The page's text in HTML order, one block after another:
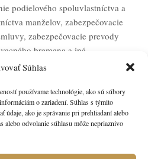
Súhlas
používame technológie, ako sú súbory
o zariadení. Súhlas s týmito
údaje, ako je správanie pri prehliadaní alebo
alebo odvolanie súhlasu môže nepriaznivo
podielového spoluvlastníctva a
manželov, zabezpečovacie
zabezpečovacie prevody
bremena a iné.
služby v oblasti